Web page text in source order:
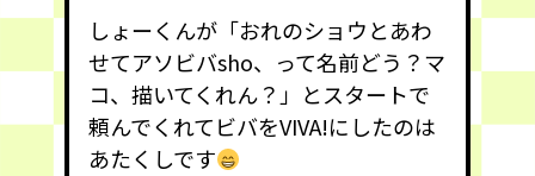
しょーくんが「おれのショウとあわ
せてアソビバsho、って名前どう？マ
コ、描いてくれん？」とスタートで
頼んでくれてビバをVIVA!にしたのは
あたくしです